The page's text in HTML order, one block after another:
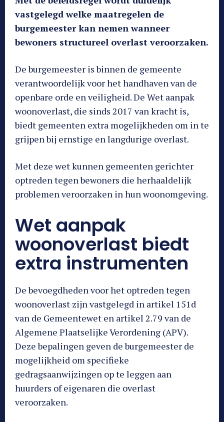
vastgelegd welke maatregelen de
burgemeester kan nemen wanneer
bewoners structureel overlast veroorzaken.
De burgemeester is binnen de gemeente
verantwoordelijk voor het handhaven van de
openbare orde en veiligheid. De Wet aanpak
woonoverlast, die sinds 2017 van kracht is,
biedt gemeenten extra mogelijkheden om in te
grijpen bij ernstige en langdurige overlast.
Met deze wet kunnen gemeenten gerichter
optreden tegen bewoners die herhaaldelijk
problemen veroorzaken in hun woonomgeving.
Wet aanpak
woonoverlast biedt
extra instrumenten
De bevoegdheden voor het optreden tegen
woonoverlast zijn vastgelegd in artikel 151d
van de Gemeentewet en artikel 2.79 van de
Algemene Plaatselijke Verordening (APV).
Deze bepalingen geven de burgemeester de
mogelijkheid om specifieke
gedragsaanwijzingen op te leggen aan
huurders of eigenaren die overlast
veroorzaken.